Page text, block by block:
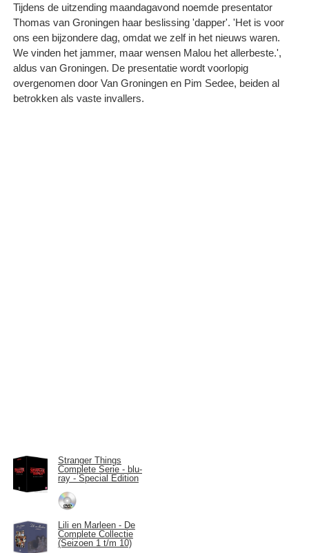
Tijdens de uitzending maandagavond noemde presentator
Thomas van Groningen haar beslissing 'dapper'. 'Het is voor
ons een bijzondere dag, omdat we zelf in het nieuws waren.
We vinden het jammer, maar wensen Malou het allerbeste.',
aldus van Groningen. De presentatie wordt voorlopig
overgenomen door Van Groningen en Pim Sedee, beiden al
betrokken als vaste invallers.
Stranger Things
Complete Serie - blu-
ray - Special Edition
Lili en Marleen - De
Complete Collectie
(Seizoen 1 t/m 10)